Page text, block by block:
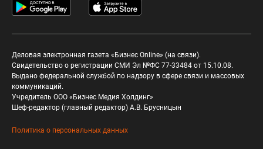
Деловая электронная газета «Бизнес Online» (на связи).
Свидетельство о регистрации СМИ Эл №ФС 77-33484 от 15.10.08.
Выдано федеральной службой по надзору в сфере связи и массовых
коммуникаций.
Учредитель ООО «Бизнес Медия Холдинг»
Шеф-редактор (главный редактор) А.В. Брусницын
Политика о персональных данных